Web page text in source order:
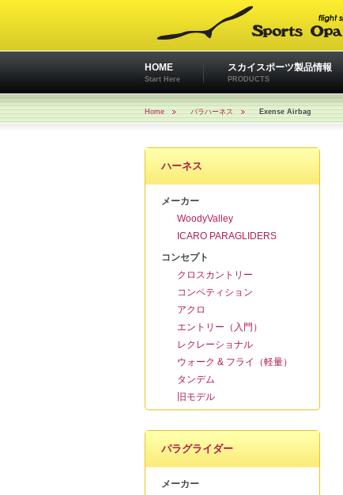
HOME
Start Here
スカイスポーツ製品情報
PRODUCTS
Home パラハーネス Exense Airbag
ハーネス
メーカー
WoodyValley
ICARO PARAGLIDERS
コンセプト
クロスカントリー
コンペティション
アクロ
エントリー（入門）
レクレーショナル
ウォーク & フライ（軽量）
タンデム
旧モデル
パラグライダー
メーカー